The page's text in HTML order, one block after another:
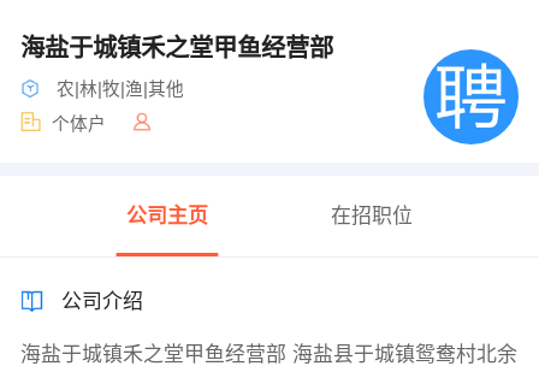
海盐于城镇禾之堂甲鱼经营部
农|林|牧|渔|其他
个体户
公司主页 在招职位
公司介绍
海盐于城镇禾之堂甲鱼经营部 海盐县于城镇鸳鸯村北余